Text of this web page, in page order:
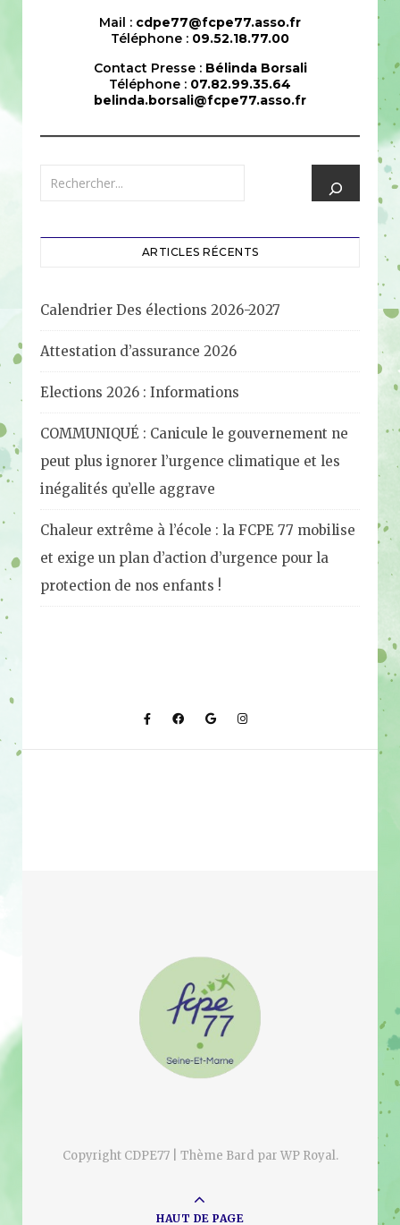
Mail : cdpe77@fcpe77.asso.fr
Téléphone : 09.52.18.77.00
Contact Presse : Bélinda Borsali
Téléphone : 07.82.99.35.64
belinda.borsali@fcpe77.asso.fr
ARTICLES RÉCENTS
Calendrier Des élections 2026-2027
Attestation d’assurance 2026
Elections 2026 : Informations
COMMUNIQUÉ : Canicule le gouvernement ne
peut plus ignorer l’urgence climatique et les
inégalités qu’elle aggrave
Chaleur extrême à l’école : la FCPE 77 mobilise
et exige un plan d’action d’urgence pour la
protection de nos enfants !
Copyright CDPE77 | Thème Bard par WP Royal.
HAUT DE PAGE